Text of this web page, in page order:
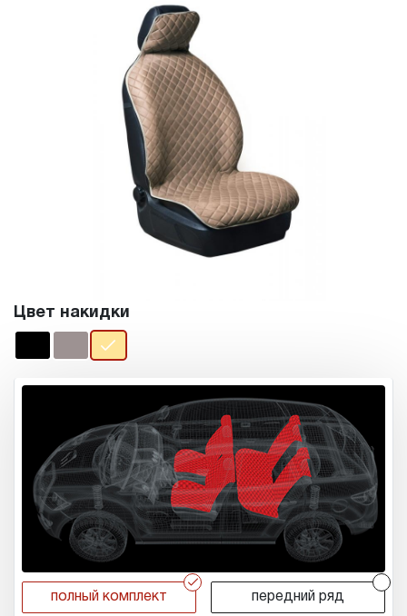
Цвет накидки
r
полный комплект передний ряд